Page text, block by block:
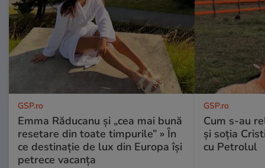
GSP.ro
Emma Răducanu și „cea mai bună
resetare din toate timpurile” » În
ce destinație de lux din Europa își
petrece vacanța
GSP.ro
Cum s-au
și soția
cu Petrolul